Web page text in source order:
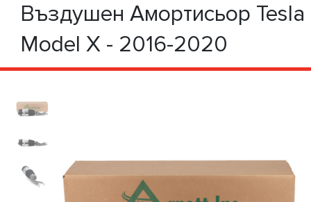
Въздушен Амортисьор Tesla
Model X - 2016-2020